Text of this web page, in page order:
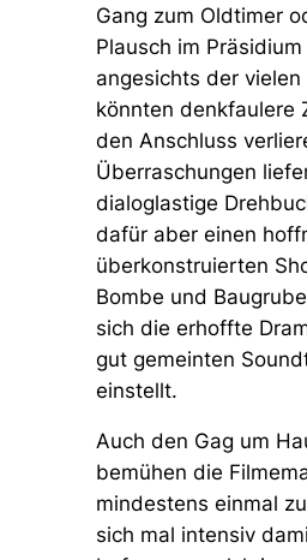
Gang zum Oldtimer
Plausch im
angesichts der vielen
könnten denkfaulere
den Anschluss
Überraschungen
dialoglastige
dafür aber einen
überkonstruierten
Bombe und
sich die erhoffte
gut gemeinten
einstellt.
Auch den Gag um
bemühen die
mindestens einmal
sich mal intensiv